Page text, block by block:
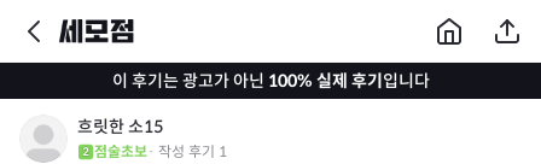
이 후기는 광고가 아닌 100% 실제 후기입니다
흐릿한 소15
점술초보· 작성 후기 1